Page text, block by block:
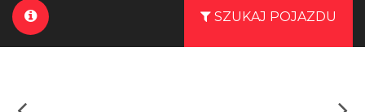
SZUKAJ POJAZDU